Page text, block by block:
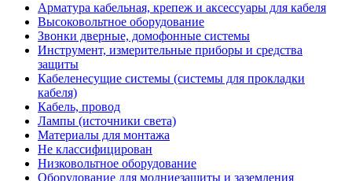
Арматура кабельная, крепеж и аксессуары для кабеля
Высоковольтное оборудование
Звонки дверные, домофонные системы
Инструмент, измерительные приборы и средства
защиты
Кабеленесущие системы (системы для прокладки
кабеля)
Кабель, провод
Лампы (источники света)
Материалы для монтажа
Не классифицирован
Низковольтное оборудование
Оборудование для молниезащиты и заземления